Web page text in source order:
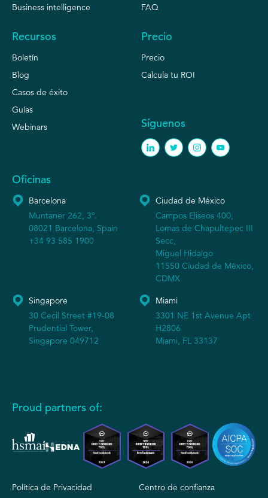
Business intelligence
FAQ
Recursos
Boletín
Blog
Casos de éxito
Guías
Webinars
Precio
Precio
Calcula tu ROI
Síguenos
Oficinas
Barcelona
Muntaner 262, 3º.
08021 Barcelona, Spain
+34 93 585 1900
Ciudad de México
Campos Eliseos 400,
Lomas de Chapultepec III
Secc,
Miguel Hidalgo
11550 Ciudad de México,
CDMX
Singapore
30 Cecil Street #19-08
Prudential Tower,
Singapore 049712
Miami
3301 NE 1st Avenue Apt
H2806
Miami, FL 33137
Proud partners of:
Política de Privacidad Centro de confianza